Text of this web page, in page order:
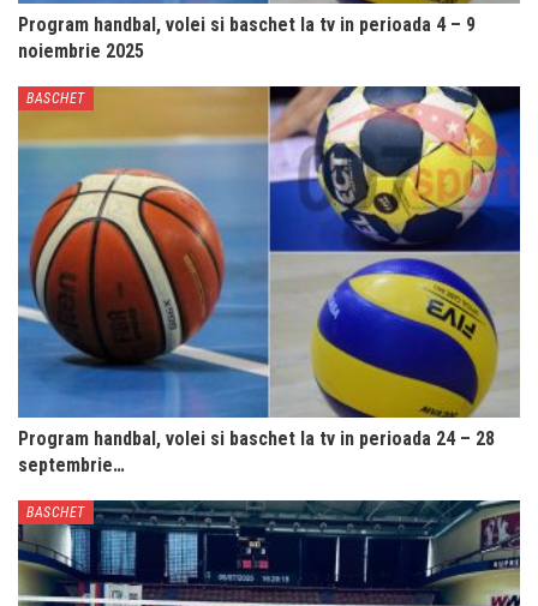
Program handbal, volei si baschet la tv in perioada 4 – 9
noiembrie 2025
BASCHET
Program handbal, volei si baschet la tv in perioada 24 – 28
septembrie…
BASCHET